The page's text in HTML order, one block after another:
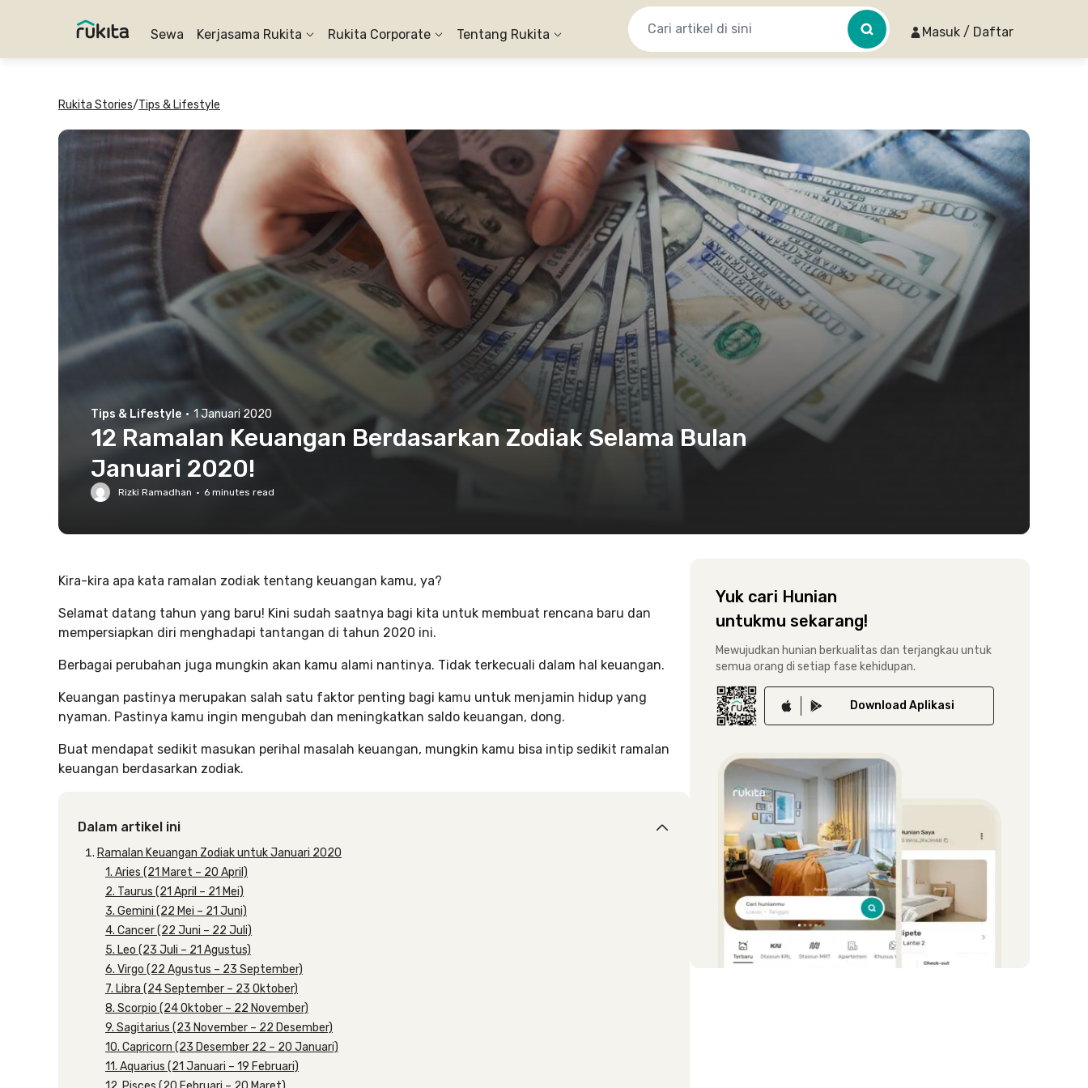
Sewa Kerjasama Rukita Rukita Corporate Tentang Rukita Masuk / Daftar
Rukita Stories/Tips & Lifestyle
Tips & Lifestyle · 1 Januari 2020
12 Ramalan Keuangan Berdasarkan Zodiak Selama Bulan
Januari 2020!
Rizki Ramadhan · 6 minutes read
Kira-kira apa kata ramalan zodiak tentang keuangan kamu, ya?
Selamat datang tahun yang baru! Kini sudah saatnya bagi kita untuk membuat rencana baru dan
mempersiapkan diri menghadapi tantangan di tahun 2020 ini.
Berbagai perubahan juga mungkin akan kamu alami nantinya. Tidak terkecuali dalam hal keuangan.
Keuangan pastinya merupakan salah satu faktor penting bagi kamu untuk menjamin hidup yang
nyaman. Pastinya kamu ingin mengubah dan meningkatkan saldo keuangan, dong.
Buat mendapat sedikit masukan perihal masalah keuangan, mungkin kamu bisa intip sedikit ramalan
keuangan berdasarkan zodiak.
Dalam artikel ini
Ramalan Keuangan Zodiak untuk Januari 2020
1. Aries (21 Maret – 20 April)
2. Taurus (21 April – 21 Mei)
3. Gemini (22 Mei – 21 Juni)
4. Cancer (22 Juni – 22 Juli)
5. Leo (23 Juli – 21 Agustus)
6. Virgo (22 Agustus – 23 September)
7. Libra (24 September – 23 Oktober)
8. Scorpio (24 Oktober – 22 November)
9. Sagitarius (23 November – 22 Desember)
10. Capricorn (23 Desember 22 – 20 Januari)
11. Aquarius (21 Januari – 19 Februari)
Yuk cari Hunian
untukmu sekarang!
Mewujudkan hunian berkualitas dan terjangkau untuk
semua orang di setiap fase kehidupan.
Download Aplikasi